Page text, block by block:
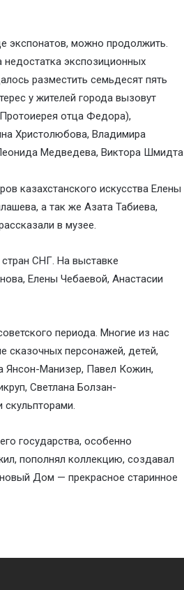
экспонатов, можно продолжить.
экспозиционных
разместить семьдесят пять
у жителей города вызовут
отца Федора),
Христолюбова, Владимира
Медведева, Виктора Шмидта
казахстанского искусства Елены
а так же Азата Табиева,
в музее.
СНГ. На выставке
Елены Чебаевой, Анастасии
периода. Многие из нас
сказочных персонажей, детей,
Янсон-Манизер, Павел Кожин,
Светлана Болзан-
государства, особенно
пополнял коллекцию, создавал
Дом — прекрасное старинное